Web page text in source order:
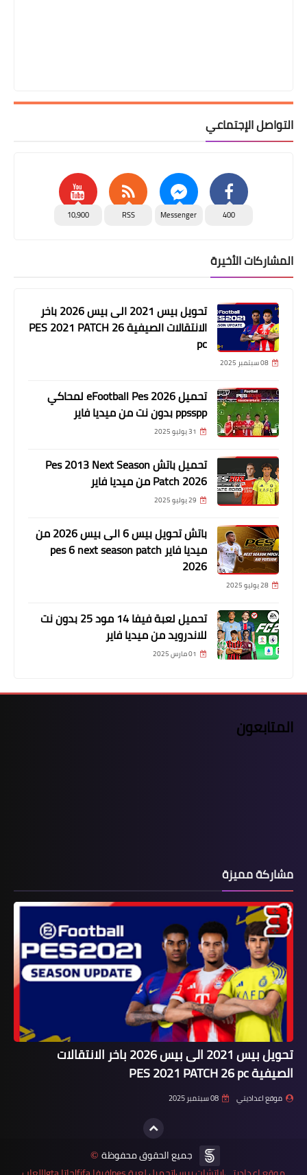
التواصل الإجتماعي
400
Messenger
RSS
10,900
المشاركات الأخيرة
تحويل بيس 2021 الى بيس 2026 باخر
الانتقالات الصيفية PES 2021 PATCH 26
pc
08 سبتمبر 2025
تحميل eFootball Pes 2026 لمحاكي
ppsspp بدون نت من ميديا فاير
31 يوليو 2025
تحميل باتش Pes 2013 Next Season
Patch 2026 من ميديا فاير
29 يوليو 2025
باتش تحويل بيس 6 الى بيس 2026 من
ميديا فاير pes 6 next season patch
2026
28 يوليو 2025
تحميل لعبة فيفا 14 مود 25 بدون نت
للاندرويد من ميديا فاير
01 مارس 2025
المتابعون
مشاركة مميزة
تحويل بيس 2021 الى بيس 2026 باخر الانتقالات
الصيفية PES 2021 PATCH 26 pc
موقع اعداديتي 08 سبتمبر 2025
جميع الحقوق محفوظة ©